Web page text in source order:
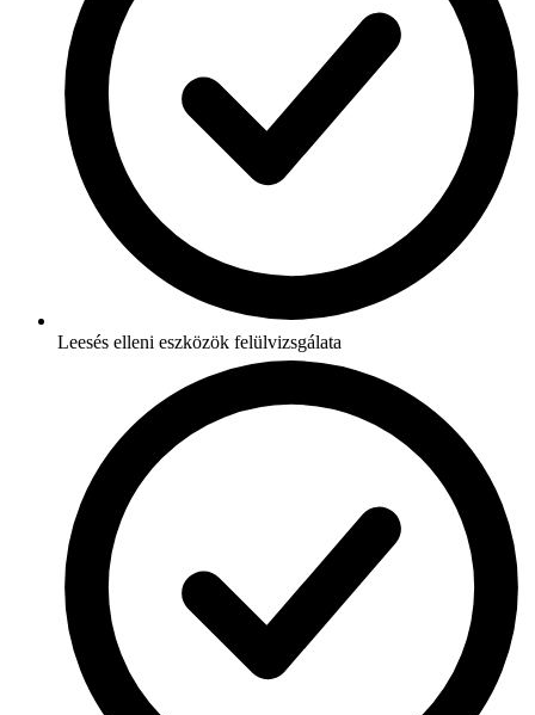
Leesés elleni eszközök felülvizsgálata